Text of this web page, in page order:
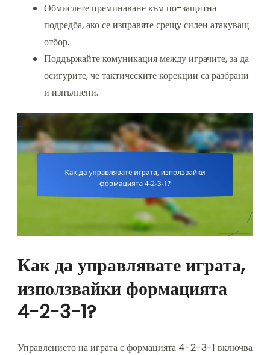
Обмислете преминаване към по-защитна
подредба, ако се изправяте срещу силен атакуващ
отбор.
Поддържайте комуникация между играчите, за да
осигурите, че тактическите корекции са разбрани
и изпълнени.
Как да управлявате играта,
използвайки формацията
4-2-3-1?
Управлението на играта с формацията 4-2-3-1 включва